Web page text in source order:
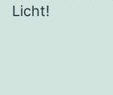
Licht!